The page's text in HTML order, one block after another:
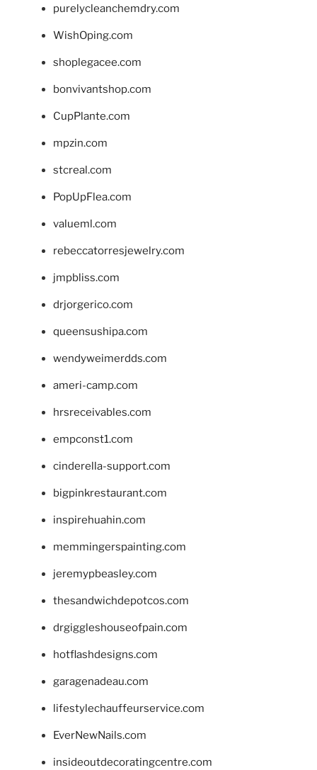
purelycleanchemdry.com
WishOping.com
shoplegacee.com
bonvivantshop.com
CupPlante.com
mpzin.com
stcreal.com
PopUpFlea.com
valueml.com
rebeccatorresjewelry.com
jmpbliss.com
drjorgerico.com
queensushipa.com
wendyweimerdds.com
ameri-camp.com
hrsreceivables.com
empconst1.com
cinderella-support.com
bigpinkrestaurant.com
inspirehuahin.com
memmingerspainting.com
jeremypbeasley.com
thesandwichdepotcos.com
drgiggleshouseofpain.com
hotflashdesigns.com
garagenadeau.com
lifestylechauffeurservice.com
EverNewNails.com
insideoutdecoratingcentre.com